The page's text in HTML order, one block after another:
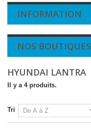
INFORMATION
NOS BOUTIQUES
HYUNDAI LANTRA
Il y a 4 produits.
Tri